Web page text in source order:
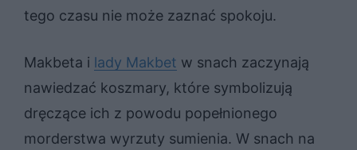
tego czasu nie może zaznać spokoju.
Makbeta i lady Makbet w snach zaczynają
nawiedzać koszmary, które symbolizują
dręczące ich z powodu popełnionego
morderstwa wyrzuty sumienia. W snach na